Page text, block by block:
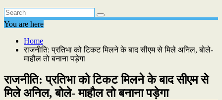
You are here
Home
राजनीति: प्रतिभा को टिकट मिलने के बाद सीएम से मिले अनिल, बोले-
माहौल तो बनाना पड़ेगा
राजनीति: प्रतिभा को टिकट मिलने के बाद सीएम से
मिले अनिल, बोले- माहौल तो बनाना पड़ेगा